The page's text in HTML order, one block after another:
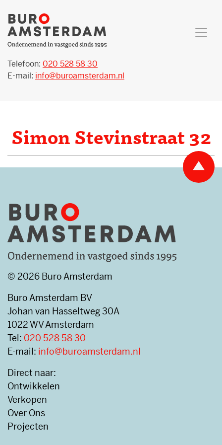
Telefoon: 020 528 58 30
E-mail: info@buroamsterdam.nl
Simon Stevinstraat 32
© 2026 Buro Amsterdam
Buro Amsterdam BV
Johan van Hasseltweg 30A
1022 WV Amsterdam
Tel: 020 528 58 30
E-mail: info@buroamsterdam.nl
Direct naar:
Ontwikkelen
Verkopen
Over Ons
Projecten